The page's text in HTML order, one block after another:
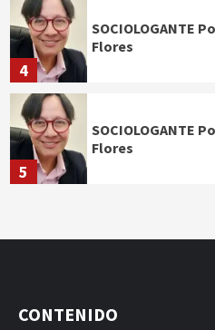
4
SOCIOLOGANTE
Flores
5
SOCIOLOGANTE
Flores
CONTENIDO